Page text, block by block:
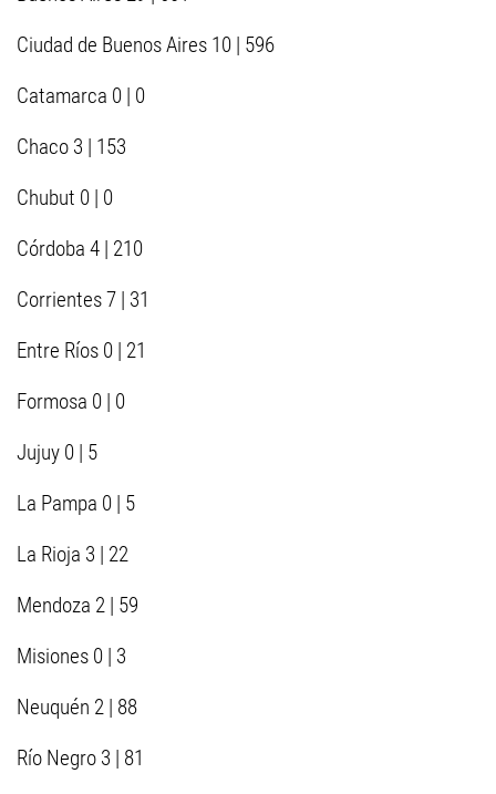
Ciudad de Buenos Aires 10 | 596
Catamarca 0 | 0
Chaco 3 | 153
Chubut 0 | 0
Córdoba 4 | 210
Corrientes 7 | 31
Entre Ríos 0 | 21
Formosa 0 | 0
Jujuy 0 | 5
La Pampa 0 | 5
La Rioja 3 | 22
Mendoza 2 | 59
Misiones 0 | 3
Neuquén 2 | 88
Río Negro 3 | 81